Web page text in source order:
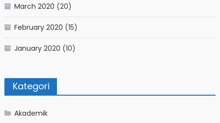
March 2020 (20)
February 2020 (15)
January 2020 (10)
Kategori
Akademik